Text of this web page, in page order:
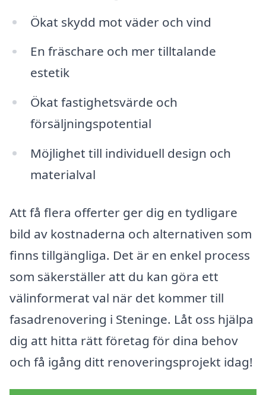
Ökat skydd mot väder och vind
En fräschare och mer tilltalande
estetik
Ökat fastighetsvärde och
försäljningspotential
Möjlighet till individuell design och
materialval
Att få flera offerter ger dig en tydligare
bild av kostnaderna och alternativen som
finns tillgängliga. Det är en enkel process
som säkerställer att du kan göra ett
välinformerat val när det kommer till
fasadrenovering i Steninge. Låt oss hjälpa
dig att hitta rätt företag för dina behov
och få igång ditt renoveringsprojekt idag!